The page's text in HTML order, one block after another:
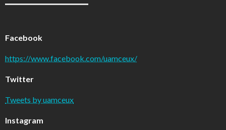
Facebook
https://www.facebook.com/uamceux/
Twitter
Tweets by uamceux
Instagram